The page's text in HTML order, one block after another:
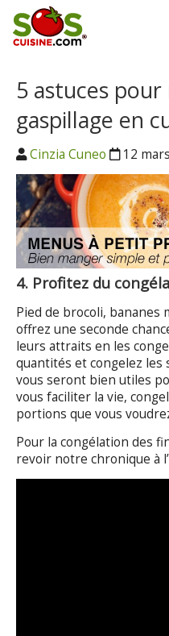
5 astuces
gaspillage en
Cinzia Cuneo 12
4. Profitez du
Pied de brocoli, bananes
offrez une seconde
leurs attraits en les
quantités et congelez les
vous seront bien utiles
vous faciliter la vie,
portions que vous
Pour la congélation des
revoir notre chronique à